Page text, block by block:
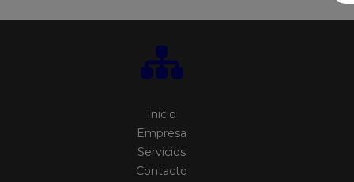
Inicio
Empresa
Servicios
Contacto